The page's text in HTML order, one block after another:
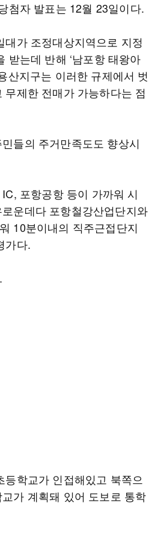
첨자 발표는 12월 23일이다.
대가 조정대상지역으로 지정
받는데 반해 ‘남포항 태왕아
산지구는 이러한 규제에서 벗
무제한 전매가 가능하다는 점
들의 주거만족도도 향상시
포항공항 등이 가까워 시
운데다 포항철강산업단지와
10분이내의 직주근접단지
가다.
등학교가 인접해있고 북쪽으
가 계획돼 있어 도보로 통학